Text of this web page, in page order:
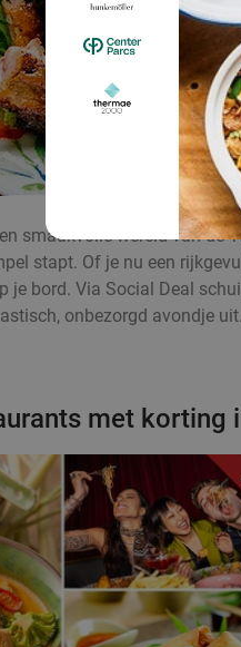
smaakvolle wereld van de
stapt. Of je nu een
je bord. Via Social Deal
onbezorgd avondje
met korting